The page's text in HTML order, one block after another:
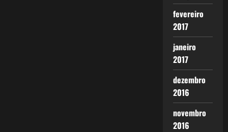
fevereiro
2017
janeiro
2017
dezembro
2016
novembro
2016